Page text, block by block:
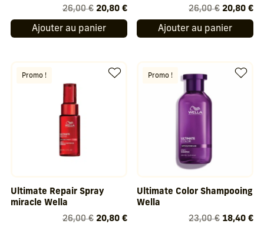
26,00€ Le
prix
initial
20,80 €Le
prix
actuel
Ajouter au panier
26,00€ Le
prix
initial
20,80€Le
Ajouter au panier
Promo !
Ultimate Repair Spray
miracle Wella
26,00€ Le
20,80 €Le
Promo !
Ultimate Color Shampooing
Wella
23,00€ Le
18,40€Le